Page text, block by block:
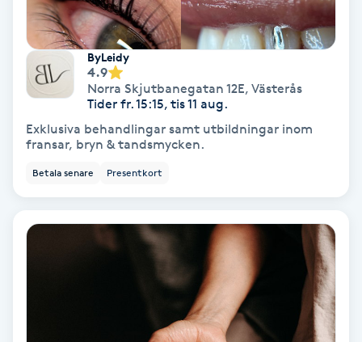
Rosenmetoden
Ryggmassage
Samtalsterapi
Senioryoga
Shiatsu
ByLeidy
4.9
Norra Skjutbanegatan 12E, Västerås
Tider fr. 15:15, tis 11 aug.
Exklusiva behandlingar samt utbildningar inom
fransar, bryn & tandsmycken.
Betala senare Presentkort